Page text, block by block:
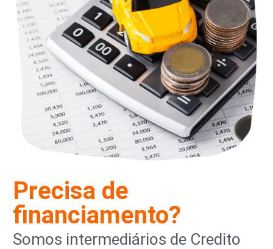
Precisa de
financiamento?
Somos intermediários de Credito